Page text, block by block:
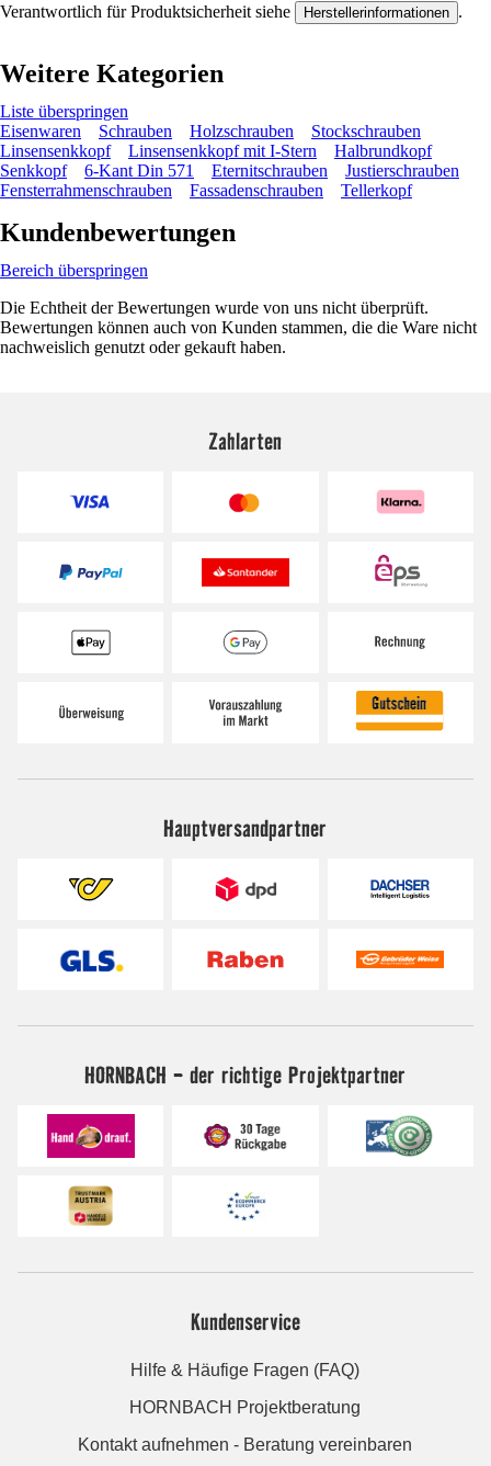
Verantwortlich für Produktsicherheit siehe Herstellerinformationen .
Weitere Kategorien
Liste überspringen
Eisenwaren
Schrauben Holzschrauben
Stockschrauben
Linsensenkkopf
Linsensenkkopf mit I-Stern
Halbrundkopf
Senkkopf
6-Kant Din 571 Eternitschrauben
Justierschrauben
Fensterrahmenschrauben
Fassadenschrauben Tellerkopf
Kundenbewertungen
Bereich überspringen
Die Echtheit der Bewertungen wurde von uns nicht überprüft.
Bewertungen können auch von Kunden stammen, die die Ware nicht
nachweislich genutzt oder gekauft haben.
Zahlarten
Hauptversandpartner
HORNBACH - der richtige Projektpartner
Kundenservice
Hilfe & Häufige Fragen (FAQ)
HORNBACH Projektberatung
Kontakt aufnehmen - Beratung vereinbaren